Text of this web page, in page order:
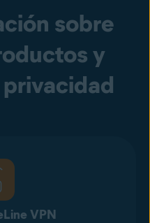
sobre
y
VPN